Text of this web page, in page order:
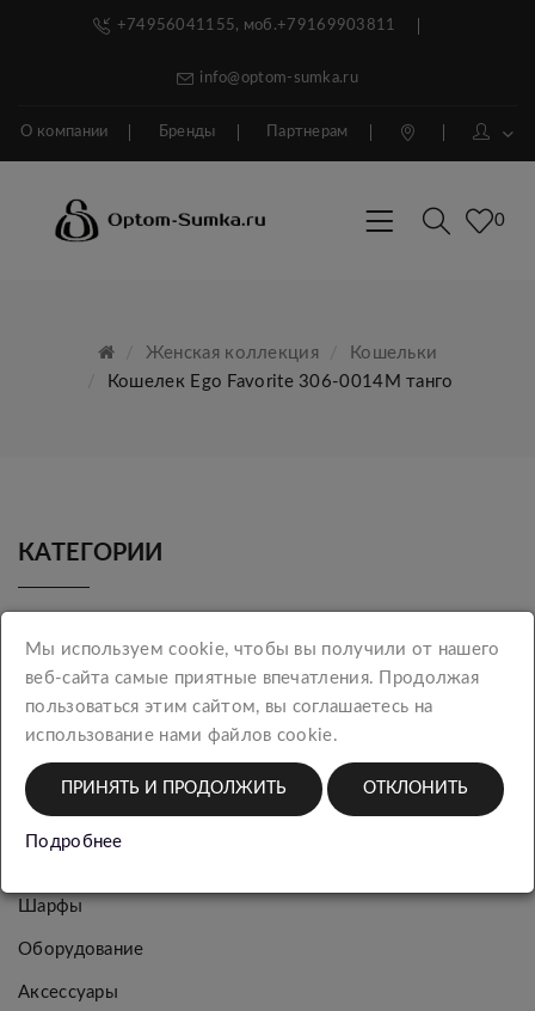
+74956041155, моб.+79169903811
info@optom-sumka.ru
О компании Бренды Партнерам
0
Женская коллекция
Кошельки
Кошелек Ego Favorite 306-0014М танго
КАТЕГОРИИ
Женская
коллекция
Мужская
коллекция
Багаж
Шарфы
Оборудование
Аксессуары
Мы используем cookie, чтобы вы получили от нашего
веб-сайта самые приятные впечатления. Продолжая
пользоваться этим сайтом, вы соглашаетесь на
использование нами файлов cookie.
ПРИНЯТЬ И ПРОДОЛЖИТЬ ОТКЛОНИТЬ
Подробнее